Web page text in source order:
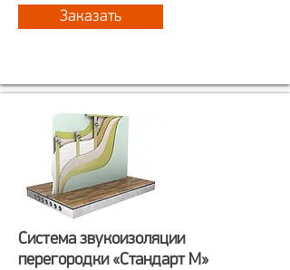
Заказать
Система звукоизоляции
перегородки «Стандарт М»